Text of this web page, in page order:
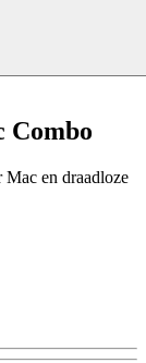
en draadloze